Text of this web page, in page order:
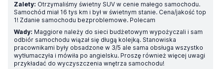
Zalety: Otrzymaliśmy świetny SUV w cenie małego samochodu.
Samochód miał 16 tys km i był w świetnym stanie. Cena/jakość top
1! Zdanie samochodu bezproblemowe. Polecam
Wady: Maggiore należy do sieci budżetowym wypożyczali i sam
odbiór samochodu wiązał się długą kolejką. Stanowiska
pracownikami były obsadzone w 3/5 ale sama obsługa wszystko
wytłumaczyła i mówiła po angielsku. Proszę również więcej uwagi
przykładać do wyczyszczenia wnętrza samochodu!